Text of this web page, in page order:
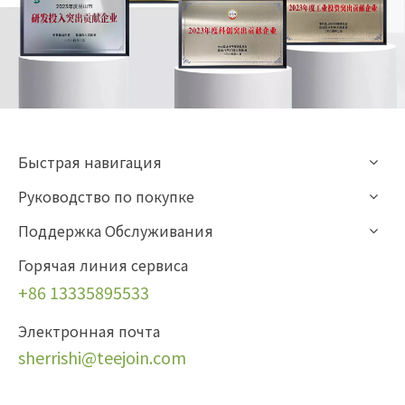
Быстрая навигация
Руководство по покупке
Поддержка Обслуживания
Горячая линия сервиса
+86 13335895533
Электронная почта
sherrishi@teejoin.com